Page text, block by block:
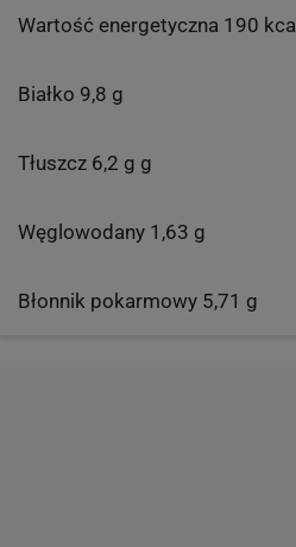
Wartość energetyczna 190 kcal
Białko 9,8 g
Tłuszcz 6,2 g g
Węglowodany 1,63 g
Błonnik pokarmowy 5,71 g